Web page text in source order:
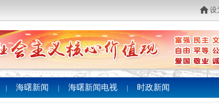
设
海曙新闻 海曙新闻电视 时政新闻